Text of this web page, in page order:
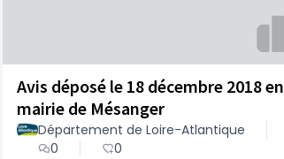
Avis déposé le 18 décembre 2018 en
mairie de Mésanger
Département de Loire-Atlantique
0
0